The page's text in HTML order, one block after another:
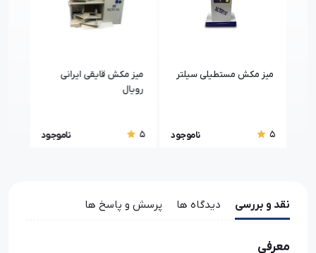
میز مکش مستطیلی سیلتر
5 ناموجود
میز مکش قایقی ایرانی
رویال
5 ناموجود
نقد و بررسی دیدگاه ها پرسش و پاسخ ها
معرفی